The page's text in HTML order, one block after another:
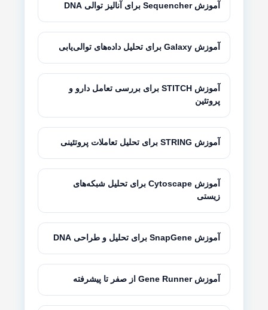
آموزش Sequencher برای آنالیز توالی DNA
آموزش Galaxy برای تحلیل داده‌های توالی‌یابی
آموزش STITCH برای بررسی تعامل دارو و
پروتئین
آموزش STRING برای تحلیل تعاملات پروتئینی
آموزش Cytoscape برای تحلیل شبکه‌های
زیستی
آموزش SnapGene برای تحلیل و طراحی DNA
آموزش Gene Runner از صفر تا پیشرفته